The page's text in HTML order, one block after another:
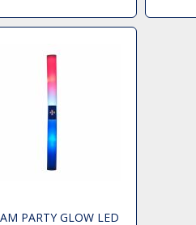
PARTY GLOW LED